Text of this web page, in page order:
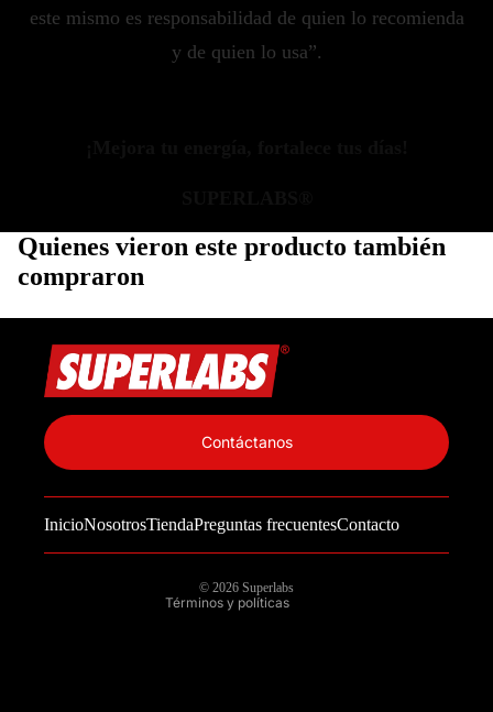
este mismo es responsabilidad de quien lo recomienda
y de quien lo usa”.
Quienes vieron este producto también
compraron
InicioNosotrosTiendaPreguntas frecuentesContacto
Contáctanos
© 2026 Superlabs
Términos y políticas
Información de contacto
Política de reembolso
Términos del servicio
Política de envío